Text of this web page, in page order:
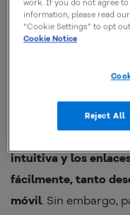
como un asociado,
plataformas
de odio, noticias
sexual, no pueden
intuitiva y los
fácilmente, tanto
móvil. Sin embargo,
work. If you do not agree
information, please read
“Cookie Settings” to opt
Cookie Notice
Reject All